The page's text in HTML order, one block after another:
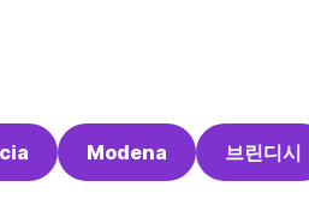
Modena 브린디시